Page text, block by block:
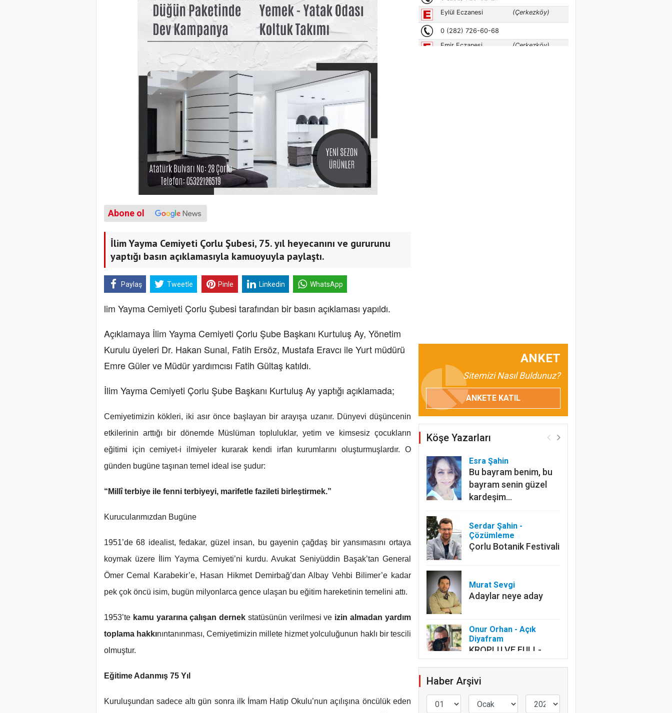
Abone ol
İlim Yayma Cemiyeti Çorlu Şubesi, 75. yıl heyecanını ve gururunu
yaptığı basın açıklamasıyla kamuoyuyla paylaştı.
Paylaş Tweetle Pinle Linkedin WhatsApp
lim Yayma Cemiyeti Çorlu Şubesi tarafından bir basın açıklaması yapıldı.
Açıklamaya İlim Yayma Cemiyeti Çorlu Şube Başkanı Kurtuluş Ay, Yönetim
Kurulu üyeleri Dr. Hakan Sunal, Fatih Ersöz, Mustafa Eravcı ile Yurt müdürü
Emre Güler ve Müdür yardımcısı Fatih Gültaş katıldı.
İlim Yayma Cemiyeti Çorlu Şube Başkanı Kurtuluş Ay yaptığı açıklamada;
Cemiyetimizin kökleri, iki asır önce başlayan bir arayışa uzanır. Dünyevi düşüncenin
etkilerinin arttığı bir dönemde Müslüman topluluklar, yetim ve kimsesiz çocukların
eğitimi için cemiyet-i ilmiyeler kurarak kendi irfan kurumlarını oluşturmuşlardır. O
günden bugüne taşınan temel ideal ise şudur:
“Millî terbiye ile fenni terbiyeyi, marifetle fazileti birleştirmek.”
Kurucularımızdan Bugüne
1951’de 68 idealist, fedakar, güzel insan, bu gayenin çağdaş bir yansımasını ortaya
koymak üzere İlim Yayma Cemiyeti’ni kurdu. Avukat Seniyüddin Başak’tan General
Ömer Cemal Karabekir’e, Hasan Hikmet Demirbağ’dan Albay Vehbi Bilimer’e kadar
pek çok öncü isim, bugün milyonlarca gence ulaşan bu eğitim hareketinin temelini attı.
1953’te kamu yararına çalışan dernek statüsünün verilmesi ve izin almadan yardım
toplama hakkınıntanınması, Cemiyetimizin millete hizmet yolculuğunun haklı bir tescili
olmuştur.
Eğitime Adanmış 75 Yıl
Kuruluşundan sadece altı gün sonra ilk İmam Hatip Okulu’nun açılışına öncülük eden
ANKET
Sitemizi Nasıl Buldunuz?
ANKETE KATIL
Köşe Yazarları
Esra Şahin
Bu bayram benim, bu
bayram senin güzel
kardeşim…
Serdar Şahin -
Çözümleme
Çorlu Botanik Festivali
Murat Sevgi
Adaylar neye aday
Onur Orhan - Açık
Diyafram
KROPLU VE FULL-
FRAME
Levent Silistre
Kafalar Karışık
Haber Arşivi